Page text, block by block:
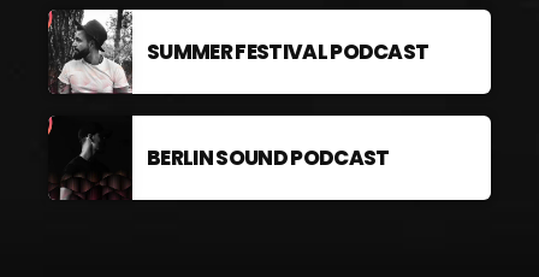
SUMMER FESTIVAL PODCAST
BERLIN SOUND PODCAST